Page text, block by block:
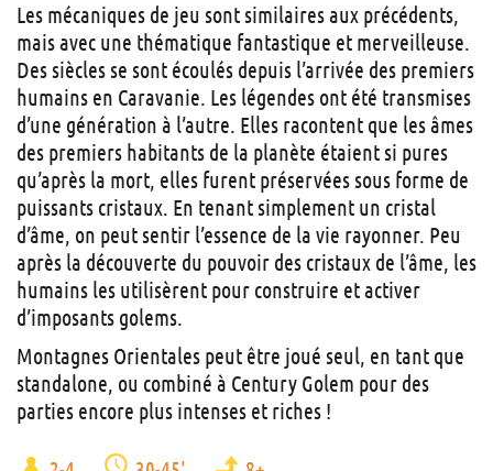
Les mécaniques de jeu sont similaires aux précédents,
mais avec une thématique fantastique et merveilleuse.
Des siècles se sont écoulés depuis l’arrivée des premiers
humains en Caravanie. Les légendes ont été transmises
d’une génération à l’autre. Elles racontent que les âmes
des premiers habitants de la planète étaient si pures
qu’après la mort, elles furent préservées sous forme de
puissants cristaux. En tenant simplement un cristal
d’âme, on peut sentir l’essence de la vie rayonner. Peu
après la découverte du pouvoir des cristaux de l’âme, les
humains les utilisèrent pour construire et activer
d’imposants golems.
Montagnes Orientales peut être joué seul, en tant que
standalone, ou combiné à Century Golem pour des
parties encore plus intenses et riches !